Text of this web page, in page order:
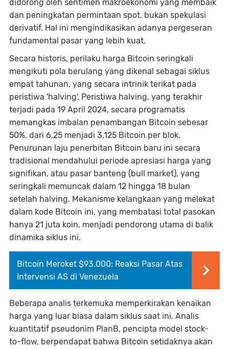
didorong oleh sentimen makroekonomi yang membaik
dan peningkatan permintaan spot, bukan spekulasi
derivatif. Hal ini mengindikasikan adanya pergeseran
fundamental pasar yang lebih kuat.
Secara historis, perilaku harga Bitcoin seringkali
mengikuti pola berulang yang dikenal sebagai siklus
empat tahunan, yang secara intrinik terikat pada
peristiwa 'halving'. Peristiwa halving, yang terakhir
terjadi pada 19 April 2024, secara programatis
memangkas imbalan penambangan Bitcoin sebesar
50%, dari 6,25 menjadi 3,125 Bitcoin per blok.
Penurunan laju penerbitan Bitcoin baru ini secara
tradisional mendahului periode apresiasi harga yang
signifikan, atau pasar banteng (bull market), yang
seringkali memuncak dalam 12 hingga 18 bulan
setelah halving. Mekanisme kelangkaan yang melekat
dalam kode Bitcoin ini, yang membatasi total pasokan
hanya 21 juta koin, menjadi pendorong utama di balik
dinamika siklus ini.
Bitcoin Meroket $93.000: Reaksi Pasar Atas
Intervensi AS di Venezuela
Beberapa analis terkemuka memperkirakan kenaikan
harga yang luar biasa dalam siklus saat ini. Analis
kuantitatif pseudonim PlanB, pencipta model stock-
to-flow, berpendapat bahwa Bitcoin setidaknya akan